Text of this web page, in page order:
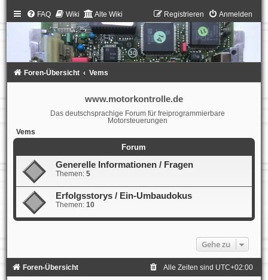
FAQ Wiki Alte Wiki Anmelden
Registrieren
Foren-Übersicht Vems
www.motorkontrolle.de
Das deutschsprachige Forum für freiprogrammierbare
Motorsteuerungen
Vems
Forum
Generelle Informationen / Fragen
Themen: 5
Erfolgsstorys / Ein-Umbaudokus
Themen: 10
Gehe zu
Foren-Übersicht Alle Zeiten sind UTC+02:00